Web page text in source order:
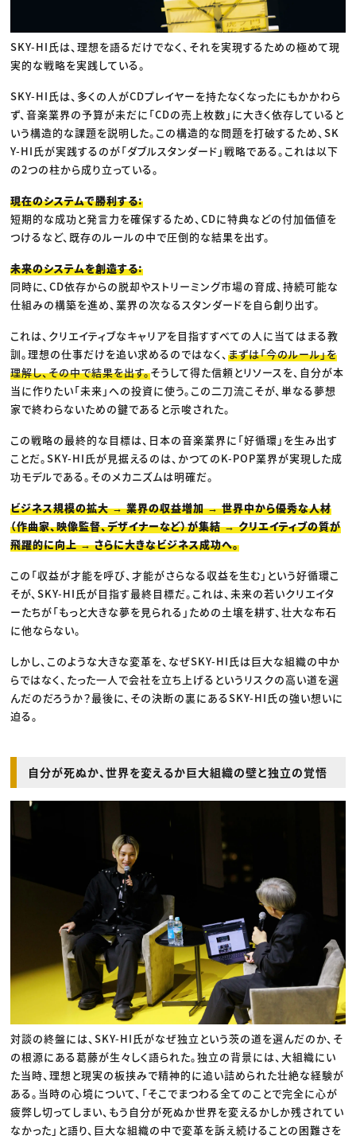
SKY-HI氏は、理想を語るだけでなく、それを実現するための極めて現
実的な戦略を実践している。
SKY-HI氏は、多くの人がCDプレイヤーを持たなくなったにもかかわら
ず、音楽業界の予算が未だに「CDの売上枚数」に大きく依存していると
いう構造的な課題を説明した。この構造的な問題を打破するため、SK
Y-HI氏が実践するのが「ダブルスタンダード」戦略である。これは以下
の2つの柱から成り立っている。
現在のシステムで勝利する:
短期的な成功と発言力を確保するため、CDに特典などの付加価値を
つけるなど、既存のルールの中で圧倒的な結果を出す。
未来のシステムを創造する:
同時に、CD依存からの脱却やストリーミング市場の育成、持続可能な
仕組みの構築を進め、業界の次なるスタンダードを自ら創り出す。
これは、クリエイティブなキャリアを目指すすべての人に当てはまる教
訓。理想の仕事だけを追い求めるのではなく、まずは「今のルール」を
理解し、その中で結果を出す。そうして得た信頼とリソースを、自分が本
当に作りたい「未来」への投資に使う。この二刀流こそが、単なる夢想
家で終わらないための鍵であると示唆された。
この戦略の最終的な目標は、日本の音楽業界に「好循環」を生み出す
ことだ。SKY-HI氏が見据えるのは、かつてのK-POP業界が実現した成
功モデルである。そのメカニズムは明確だ。
ビジネス規模の拡大 → 業界の収益増加 → 世界中から優秀な人材
（作曲家、映像監督、デザイナーなど）が集結 → クリエイティブの質が
飛躍的に向上 → さらに大きなビジネス成功へ。
この「収益が才能を呼び、才能がさらなる収益を生む」という好循環こ
そが、SKY-HI氏が目指す最終目標だ。これは、未来の若いクリエイタ
ーたちが「もっと大きな夢を見られる」ための土壌を耕す、壮大な布石
に他ならない。
しかし、このような大きな変革を、なぜSKY-HI氏は巨大な組織の中か
らではなく、たった一人で会社を立ち上げるというリスクの高い道を選
んだのだろうか？最後に、その決断の裏にあるSKY-HI氏の強い想いに
迫る。
自分が死ぬか、世界を変えるか巨大組織の壁と独立の覚悟
対談の終盤には、SKY-HI氏がなぜ独立という茨の道を選んだのか、そ
の根源にある葛藤が生々しく語られた。独立の背景には、大組織にい
た当時、理想と現実の板挟みで精神的に追い詰められた壮絶な経験が
ある。当時の心境について、「そこでまつわる全てのことで完全に心が
疲弊し切ってしまい、もう自分が死ぬか世界を変えるかしか残されてい
なかった」と語り、巨大な組織の中で変革を訴え続けることの困難さを